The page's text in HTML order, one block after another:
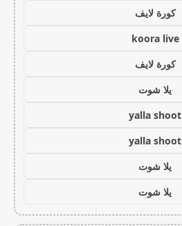
كورة لايف
koora live
كورة لايف
يلا شوت
yalla shoot
yalla shoot
يلا شوت
يلا شوت